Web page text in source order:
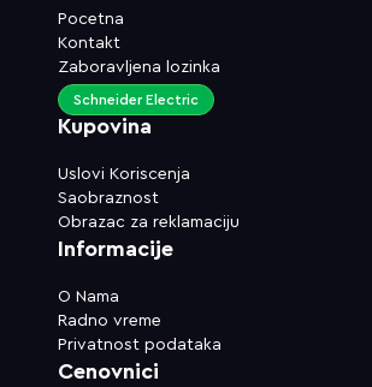
Pocetna
Kontakt
Zaboravljena lozinka
Kupovina
Uslovi Koriscenja
Saobraznost
Obrazac za reklamaciju
Schneider Electric
Informacije
O Nama
Radno vreme
Privatnost podataka
Cenovnici